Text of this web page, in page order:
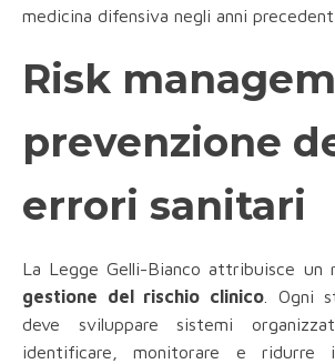
medicina difensiva negli anni
Risk
prevenzione
errori sanitari
La Legge Gelli-Bianco attribuisce un
gestione del rischio clinico . Ogni
deve sviluppare sistemi
identificare, monitorare e ridurre